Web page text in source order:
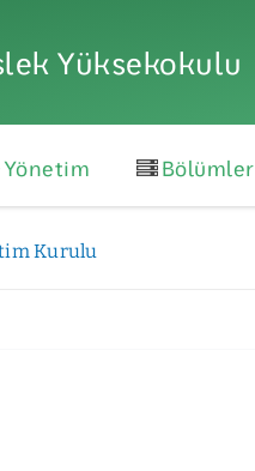
Yüksekokulu
Yönetim Bölümler
Kurulu